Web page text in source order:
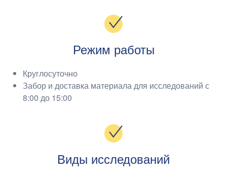
Режим работы
Круглосуточно
Забор и доставка материала для исследований с
8:00 до 15:00
Виды исследований